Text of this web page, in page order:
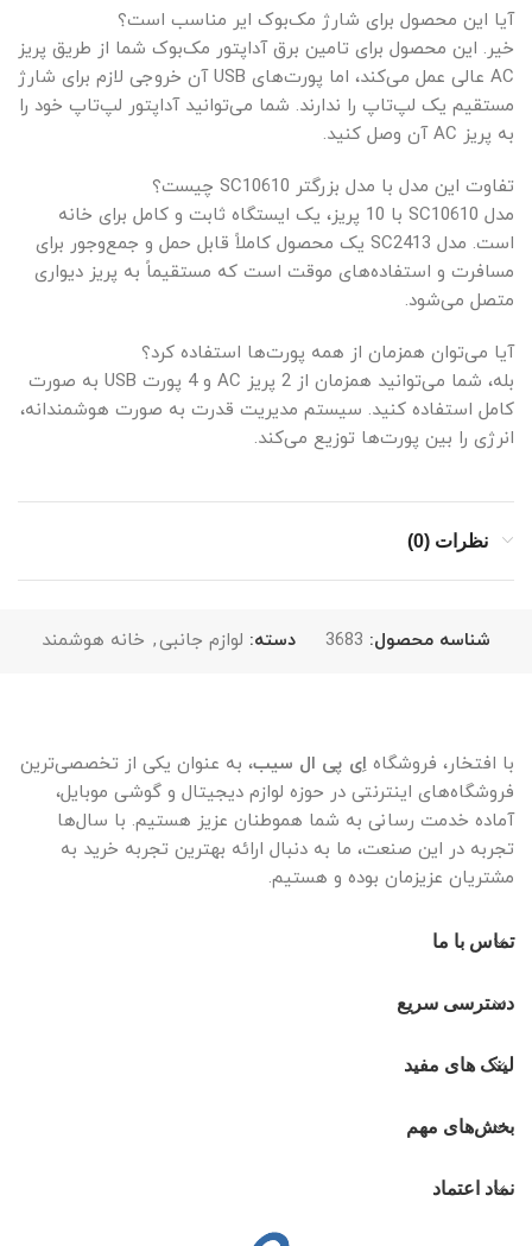
آیا این محصول برای شارژ مک‌بوک ایر مناسب است؟
خیر. این محصول برای تامین برق آداپتور مک‌بوک شما از طریق پریز
AC عالی عمل می‌کند، اما پورت‌های USB آن خروجی لازم برای شارژ
مستقیم یک لپ‌تاپ را ندارند. شما می‌توانید آداپتور لپ‌تاپ خود را
به پریز AC آن وصل کنید.
تفاوت این مدل با مدل بزرگتر SC10610 چیست؟
مدل SC10610 با 10 پریز، یک ایستگاه ثابت و کامل برای خانه
است. مدل SC2413 یک محصول کاملاً قابل حمل و جمع‌وجور برای
مسافرت و استفاده‌های موقت است که مستقیماً به پریز دیواری
متصل می‌شود.
آیا می‌توان همزمان از همه پورت‌ها استفاده کرد؟
بله، شما می‌توانید همزمان از 2 پریز AC و 4 پورت USB به صورت
کامل استفاده کنید. سیستم مدیریت قدرت به صورت هوشمندانه،
انرژی را بین پورت‌ها توزیع می‌کند.
نظرات (0)
شناسه محصول: 3683 دسته: لوازم جانبی, خانه هوشمند
با افتخار، فروشگاه اِی پی ال سیب، به عنوان یکی از تخصصی‌ترین
فروشگاه‌های اینترنتی در حوزه لوازم دیجیتال و گوشی موبایل،
آماده خدمت رسانی به شما هموطنان عزیز هستیم. با سال‌ها
تجربه در این صنعت، ما به دنبال ارائه بهترین تجربه خرید به
مشتریان عزیزمان بوده و هستیم.
تماس با ما
دسترسی سریع
لینک های مفید
بخش‌های مهم
نماد اعتماد